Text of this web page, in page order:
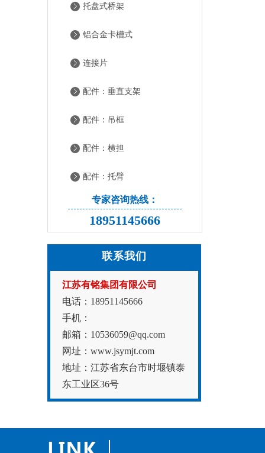
托盘式桥架
铝合金卡槽式
连接片
配件：垂直支架
配件：吊框
配件：横担
配件：托臂
专家咨询热线：
18951145666
联系我们
江苏有铭集团有限公司
电话：18951145666
手机：
邮箱：10536059@qq.com
网址：www.jsymjt.com
地址：江苏省东台市时堰镇泰
东工业区36号